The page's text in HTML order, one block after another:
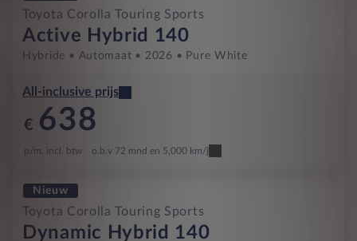
Toyota Corolla Touring Sports
Active Hybrid 140
Hybride Automaat 2026 Pure White
All-inclusive prijs
€ 638
p/m. incl. btw o.b.v 72 mnd en 5,000 km/j
Nieuw
Toyota Corolla Touring Sports
Dynamic Hybrid 140